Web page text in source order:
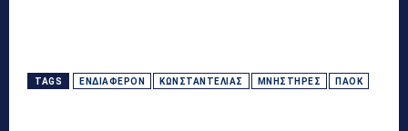
TAGS ΕΝΔΙΑΦΈΡΟΝ ΚΩΝΣΤΑΝΤΈΛΙΑΣ ΜΝΗΣΤΉΡΕΣ ΠΑΟΚ